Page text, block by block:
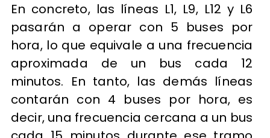
En concreto, las líneas L1, L9, L12 y L6
pasarán a operar con 5 buses por
hora, lo que equivale a una frecuencia
aproximada de un bus cada 12
minutos. En tanto, las demás líneas
contarán con 4 buses por hora, es
decir, una frecuencia cercana a un bus